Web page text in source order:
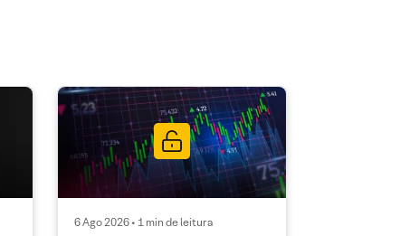
6 Ago 2026 • 1 min de leitura